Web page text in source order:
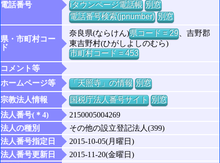
電話番号
iタウンページ電話帳 別窓
電話番号検索(jpnumber) 別窓
県・市町村コー
ド
奈良県(ならけん)県コード = 29、吉野郡
東吉野村(ひがしよしのむら)
市町村コード = 453
コメント等
ホームページ等
「天照寺」の情報 別窓
宗教法人情報
国税庁法人番号サイト 別窓
法人番号(＊4)
2150005004269
法人の種別
その他の設立登記法人(399)
法人番号指定日
2015-10-05(月曜日)
法人番号更新日
2015-11-20(金曜日)